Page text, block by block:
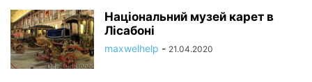
Національний музей карет в
Лісабоні
maxwelhelp - 21.04.2020